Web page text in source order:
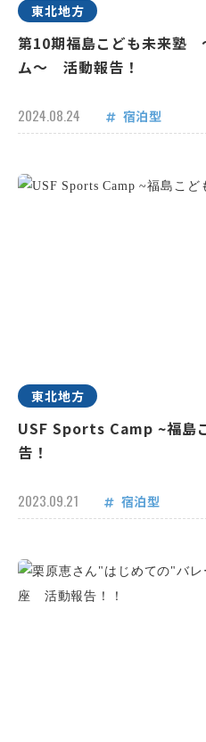
東北地方
第10期福島こども未来塾
ム～ 活動報告！
2024.08.24 宿泊型
東北地方
USF Sports Camp ~福島
告！
2023.09.21 宿泊型